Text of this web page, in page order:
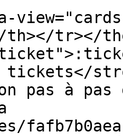
th></tr></
tickets</
pas à